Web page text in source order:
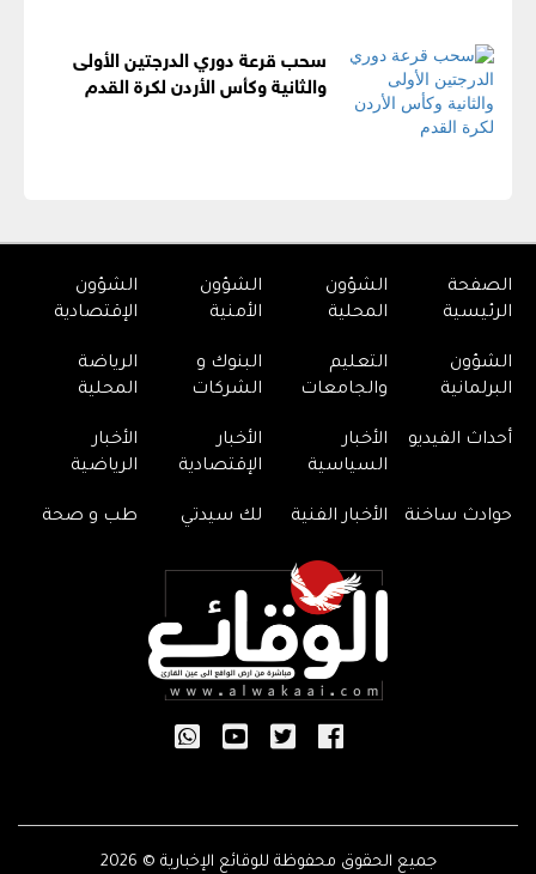
سحب قرعة دوري الدرجتين الأولى
والثانية وكأس الأردن لكرة القدم
الصفحة
الرئيسية
الشؤون
المحلية
الشؤون
الأمنية
الشؤون
الإقتصادية
الشؤون
البرلمانية
التعليم
والجامعات
البنوك و
الشركات
الرياضة
المحلية
أحداث الفيديو
الأخبار
السياسية
الأخبار
الإقتصادية
الأخبار
الرياضية
حوادث ساخنة الأخبار الفنية لك سيدتي طب و صحة
جميع الحقوق محفوظة للوقائع الإخبارية © 2026